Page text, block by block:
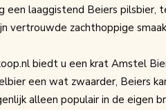
een laaggistend Beiers pilsbier,
vertrouwde zachthoppige
biedt u een krat Amstel
een wat zwaarder, Beiers
alleen populair in de eigen